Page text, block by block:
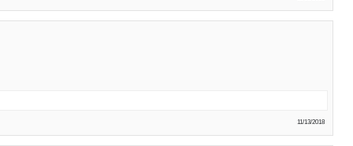
11/13/2018